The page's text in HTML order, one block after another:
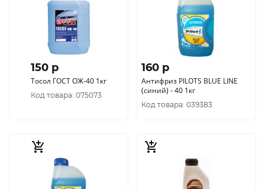
150 p
Тосол ГОСТ ОЖ-40 1кг
Код товара: 075073
160 p
Антифриз PILOTS BLUE LINE
(синий) - 40 1кг
Код товара: 039383